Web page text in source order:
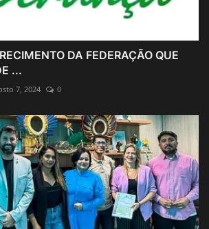
DA FEDERAÇÃO QUE
...
7, 2024 0